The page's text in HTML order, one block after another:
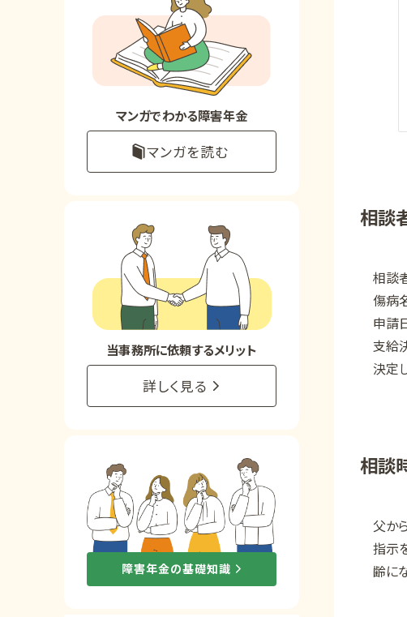
事務所について
お客様からの感謝のお手紙
で受給相談をする
メリット
お電話でのお問い合わせ
089-907-3797
相談
相談
傷病
申請
支給
決定
相談
父か
指示
齢に
マンガでわかる障害年金
マンガを読む
当事務所に依頼するメリット
詳しく見る
障害年金の基礎知識